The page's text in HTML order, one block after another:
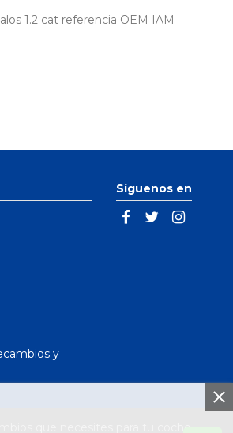
1.2 cat referencia OEM IAM
y
Síguenos en
que necesites para tu coche